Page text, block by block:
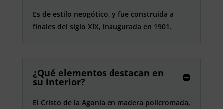
Es de estilo neogótico, y fue construida a
finales del siglo XIX, inaugurada en 1901.
¿Qué elementos destacan en
su interior?
El Cristo de la Agonía en madera policromada,